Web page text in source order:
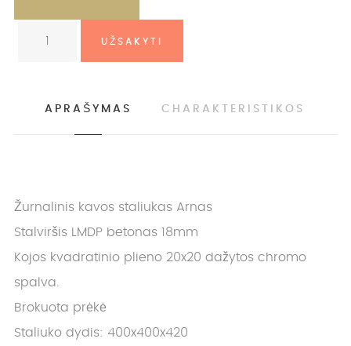
APRAŠYMAS CHARAKTERISTIKOS
Žurnalinis kavos staliukas Arnas
Stalviršis LMDP betonas 18mm
Kojos kvadratinio plieno 20x20 dažytos chromo
spalva.
Brokuota prėkė
Staliuko dydis: 400x400x420